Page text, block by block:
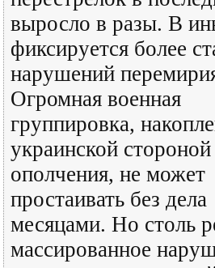
выросло в разы. В
фиксируется более
нарушений
Огромная военная
группировка,
украинской
ополчения, не может
простаивать без дела
месяцами. Но столь
массированное